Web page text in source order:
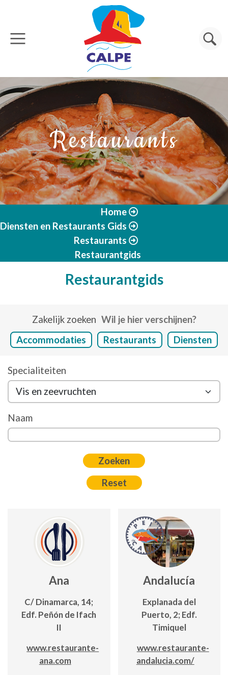
Overslaan en naar de inhoud gaan
Zoeken
Restaurants
Home
Diensten en Restaurants Gids
Restaurants
Restaurantgids
Restaurantgids
Zakelijk zoeken Wil je hier verschijnen?
Accommodaties
Restaurants Diensten
Specialiteiten
Naam
Ana
C/ Dinamarca, 14;
Edf. Peñón de Ifach
II
www.restaurante-
ana.com
Andalucía
Explanada del
Puerto, 2; Edf.
Timiquel
www.restaurante-
andalucia.com/